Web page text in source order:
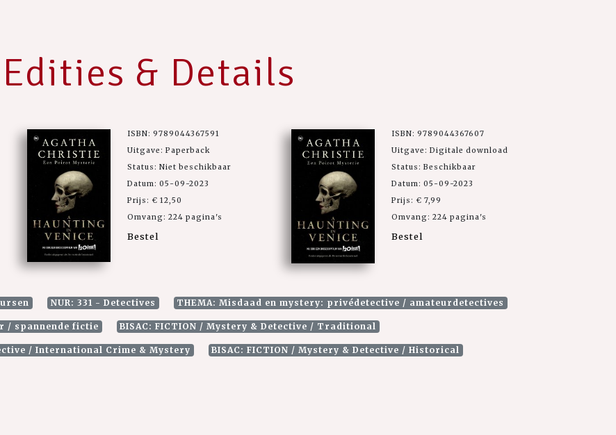
Edities & Details
ISBN: 9789044367591
Uitgave: Paperback
Status: Niet beschikbaar
Datum: 05-09-2023
Prijs: € 12,50
Omvang: 224 pagina's
Bestel
ISBN: 9789044367607
Uitgave: Digitale download
Status: Beschikbaar
Datum: 05-09-2023
Prijs: € 7,99
Omvang: 224 pagina's
Bestel
NUR: 331 - Detectives THEMA: Misdaad en mystery: privédetective / amateurdetectives
/ spannende fictie BISAC: FICTION / Mystery & Detective / Traditional
/ International Crime & Mystery BISAC: FICTION / Mystery & Detective / Historical